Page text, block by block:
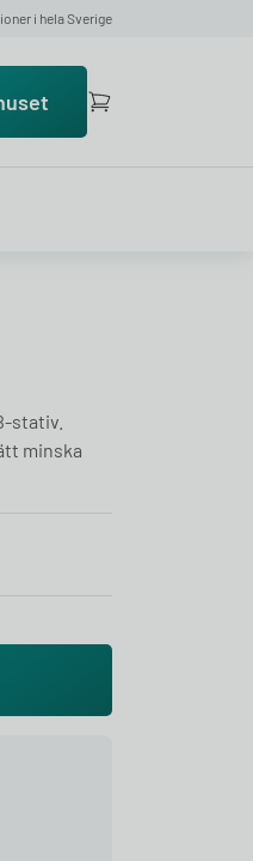
i hela Sverige
stativ.
minska